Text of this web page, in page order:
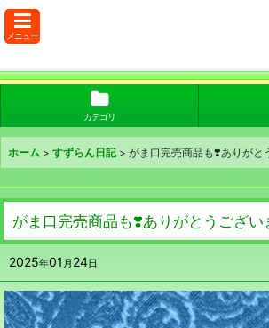
メニュー
カテゴリ
ホーム > すずらん日記 > がま口完売商品も❣️ありが
がま口完売商品も❣️ありがとうござ
2025年01 月 24日